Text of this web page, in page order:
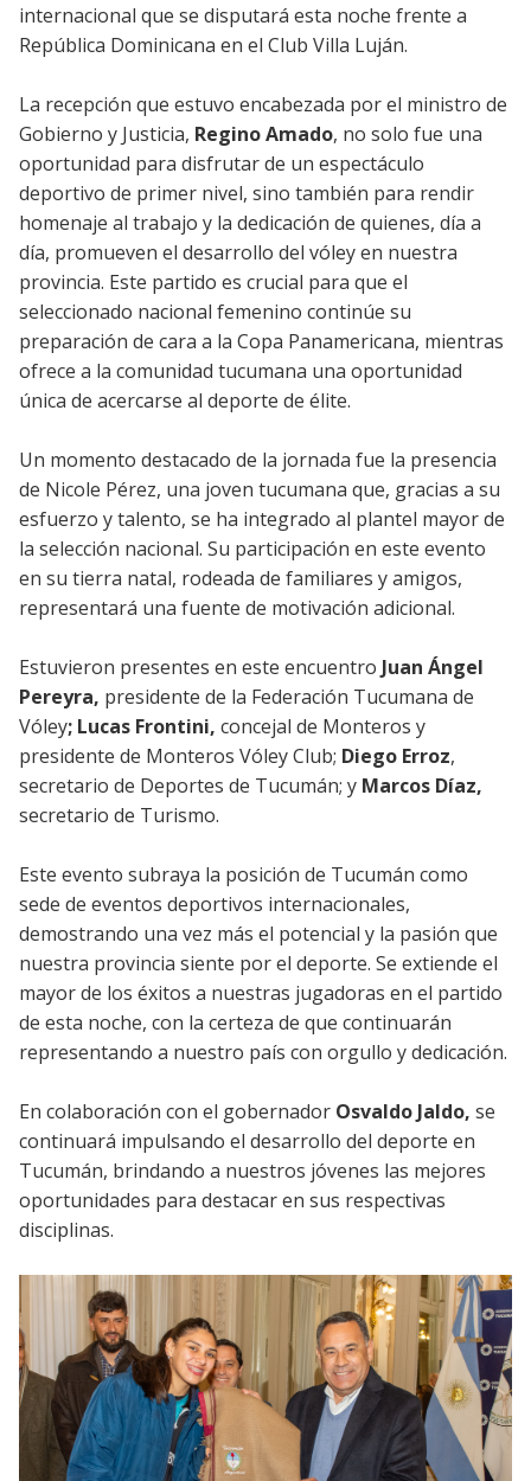
internacional que se disputará esta noche frente a
República Dominicana en el Club Villa Luján.
La recepción que estuvo encabezada por el ministro de
Gobierno y Justicia, Regino Amado, no solo fue una
oportunidad para disfrutar de un espectáculo
deportivo de primer nivel, sino también para rendir
homenaje al trabajo y la dedicación de quienes, día a
día, promueven el desarrollo del vóley en nuestra
provincia. Este partido es crucial para que el
seleccionado nacional femenino continúe su
preparación de cara a la Copa Panamericana, mientras
ofrece a la comunidad tucumana una oportunidad
única de acercarse al deporte de élite.
Un momento destacado de la jornada fue la presencia
de Nicole Pérez, una joven tucumana que, gracias a su
esfuerzo y talento, se ha integrado al plantel mayor de
la selección nacional. Su participación en este evento
en su tierra natal, rodeada de familiares y amigos,
representará una fuente de motivación adicional.
Estuvieron presentes en este encuentro Juan Ángel
Pereyra, presidente de la Federación Tucumana de
Vóley; Lucas Frontini, concejal de Monteros y
presidente de Monteros Vóley Club; Diego Erroz,
secretario de Deportes de Tucumán; y Marcos Díaz,
secretario de Turismo.
Este evento subraya la posición de Tucumán como
sede de eventos deportivos internacionales,
demostrando una vez más el potencial y la pasión que
nuestra provincia siente por el deporte. Se extiende el
mayor de los éxitos a nuestras jugadoras en el partido
de esta noche, con la certeza de que continuarán
representando a nuestro país con orgullo y dedicación.
En colaboración con el gobernador Osvaldo Jaldo, se
continuará impulsando el desarrollo del deporte en
Tucumán, brindando a nuestros jóvenes las mejores
oportunidades para destacar en sus respectivas
disciplinas.